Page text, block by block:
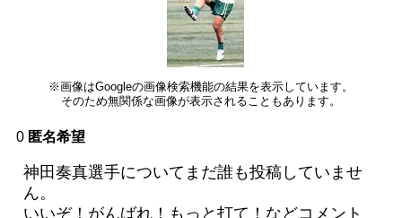
※画像はGoogleの画像検索機能の結果を表示しています。
そのため無関係な画像が表示されることもあります。
0 匿名希望
神田奏真選手についてまだ誰も投稿していませ
ん。
いいぞ！がんばれ！もっと打て！などコメント